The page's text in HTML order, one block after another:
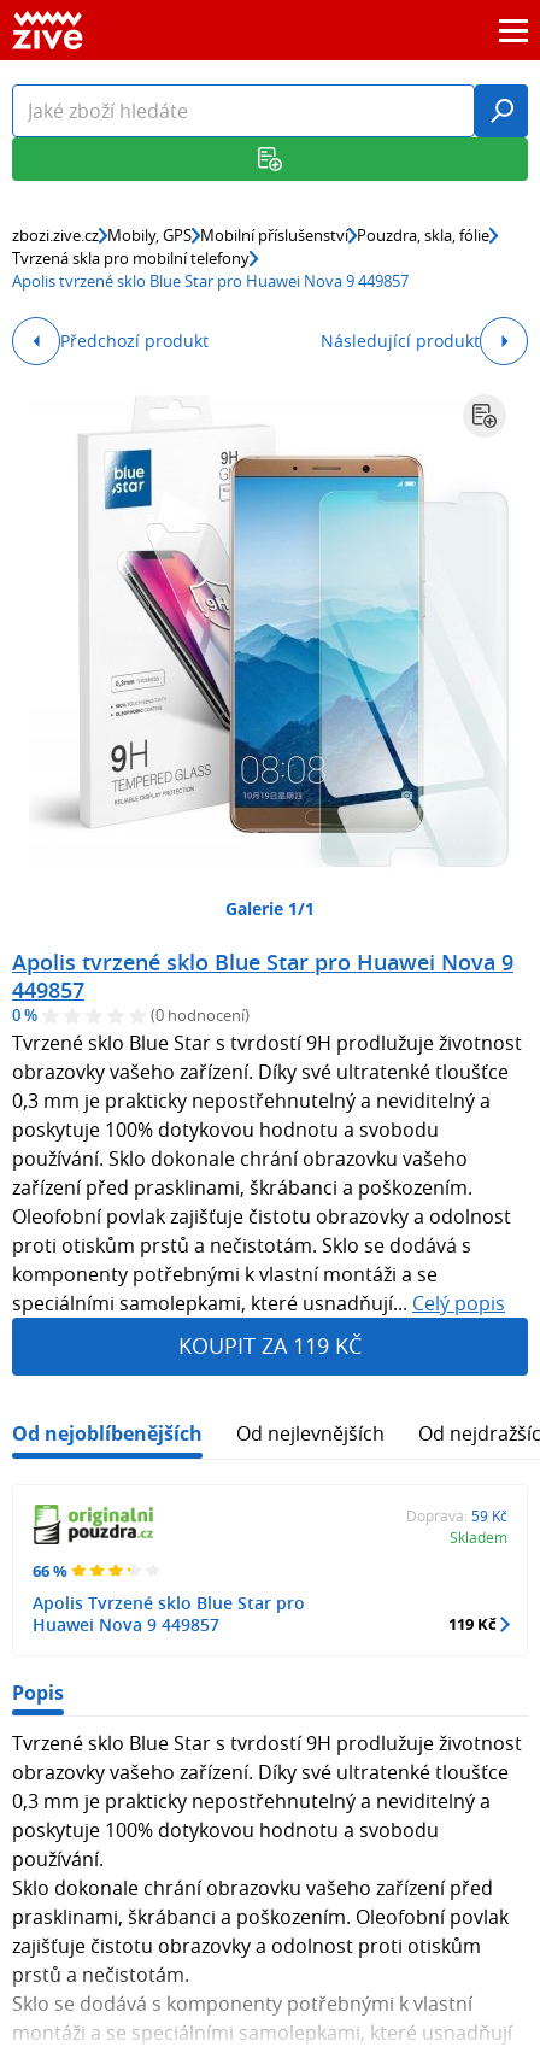
zbozi.zive.cz Mobily, GPS Mobilní příslušenství Pouzdra, skla, fólie
Tvrzená skla pro mobilní telefony
Apolis tvrzené sklo Blue Star pro Huawei Nova 9 449857
Předchozí produkt Následující produkt
Galerie 1/1
Apolis tvrzené sklo Blue Star pro Huawei Nova 9
449857
0 % (0 hodnocení)
Tvrzené sklo Blue Star s tvrdostí 9H prodlužuje životnost
obrazovky vašeho zařízení. Díky své ultratenké tloušťce
0,3 mm je prakticky nepostřehnutelný a neviditelný a
poskytuje 100% dotykovou hodnotu a svobodu
používání. Sklo dokonale chrání obrazovku vašeho
zařízení před prasklinami, škrábanci a poškozením.
Oleofobní povlak zajišťuje čistotu obrazovky a odolnost
proti otiskům prstů a nečistotám. Sklo se dodává s
komponenty potřebnými k vlastní montáži a se
speciálními samolepkami, které usnadňují... Celý popis
KOUPIT ZA 119 KČ
Od nejoblíbenějších Od nejlevnějších Od
66 %
Apolis Tvrzené sklo Blue Star pro
Huawei Nova 9 449857
Doprava: 59 Kč
Skladem
119 Kč
Popis
Tvrzené sklo Blue Star s tvrdostí 9H prodlužuje životnost
obrazovky vašeho zařízení. Díky své ultratenké tloušťce
0,3 mm je prakticky nepostřehnutelný a neviditelný a
poskytuje 100% dotykovou hodnotu a svobodu
používání.
Sklo dokonale chrání obrazovku vašeho zařízení před
prasklinami, škrábanci a poškozením. Oleofobní povlak
zajišťuje čistotu obrazovky a odolnost proti otiskům
prstů a nečistotám.
Sklo se dodává s komponenty potřebnými k vlastní
montáži a se speciálními samolepkami, které usnadňují